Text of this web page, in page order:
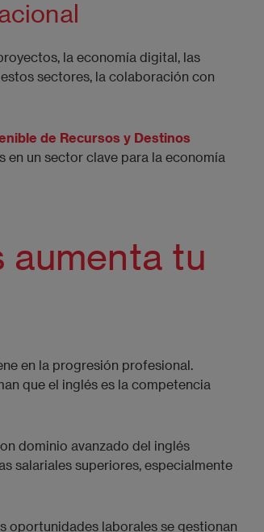
la economía digital, las
sectores, la colaboración con
de Recursos y Destinos
un sector clave para la economía
aumenta tu
en la progresión profesional.
que el inglés es la competencia
dominio avanzado del inglés
salariales superiores, especialmente
oportunidades laborales se gestionan